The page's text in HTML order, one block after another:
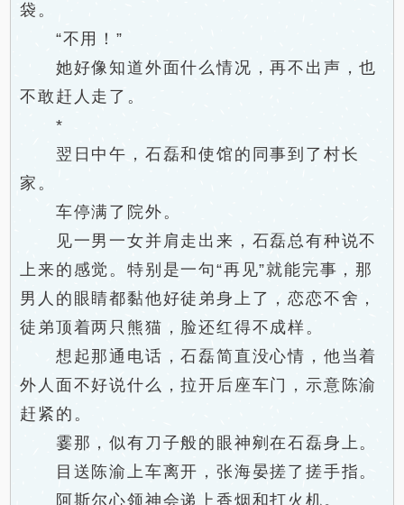
袋。
“不用！”
她好像知道外面什么情况，再不出声，也
不敢赶人走了。
*
翌日中午，石磊和使馆的同事到了村长
家。
车停满了院外。
见一男一女并肩走出来，石磊总有种说不
上来的感觉。特别是一句“再见”就能完事，那
男人的眼睛都黏他好徒弟身上了，恋恋不舍，
徒弟顶着两只熊猫，脸还红得不成样。
想起那通电话，石磊简直没心情，他当着
外人面不好说什么，拉开后座车门，示意陈渝
赶紧的。
霎那，似有刀子般的眼神剜在石磊身上。
目送陈渝上车离开，张海晏搓了搓手指。
阿斯尔心领神会递上香烟和打火机。